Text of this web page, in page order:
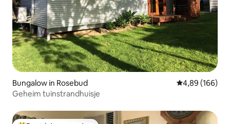
Bungalow in Rosebud Gemiddelde
4,89 (166)
Geheim tuinstrandhuisje